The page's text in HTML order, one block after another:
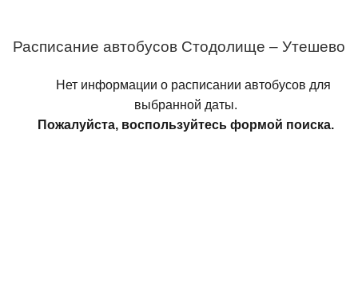
Расписание автобусов Стодолище – Утешево
Нет информации о расписании автобусов для
выбранной даты.
Пожалуйста, воспользуйтесь формой поиска.